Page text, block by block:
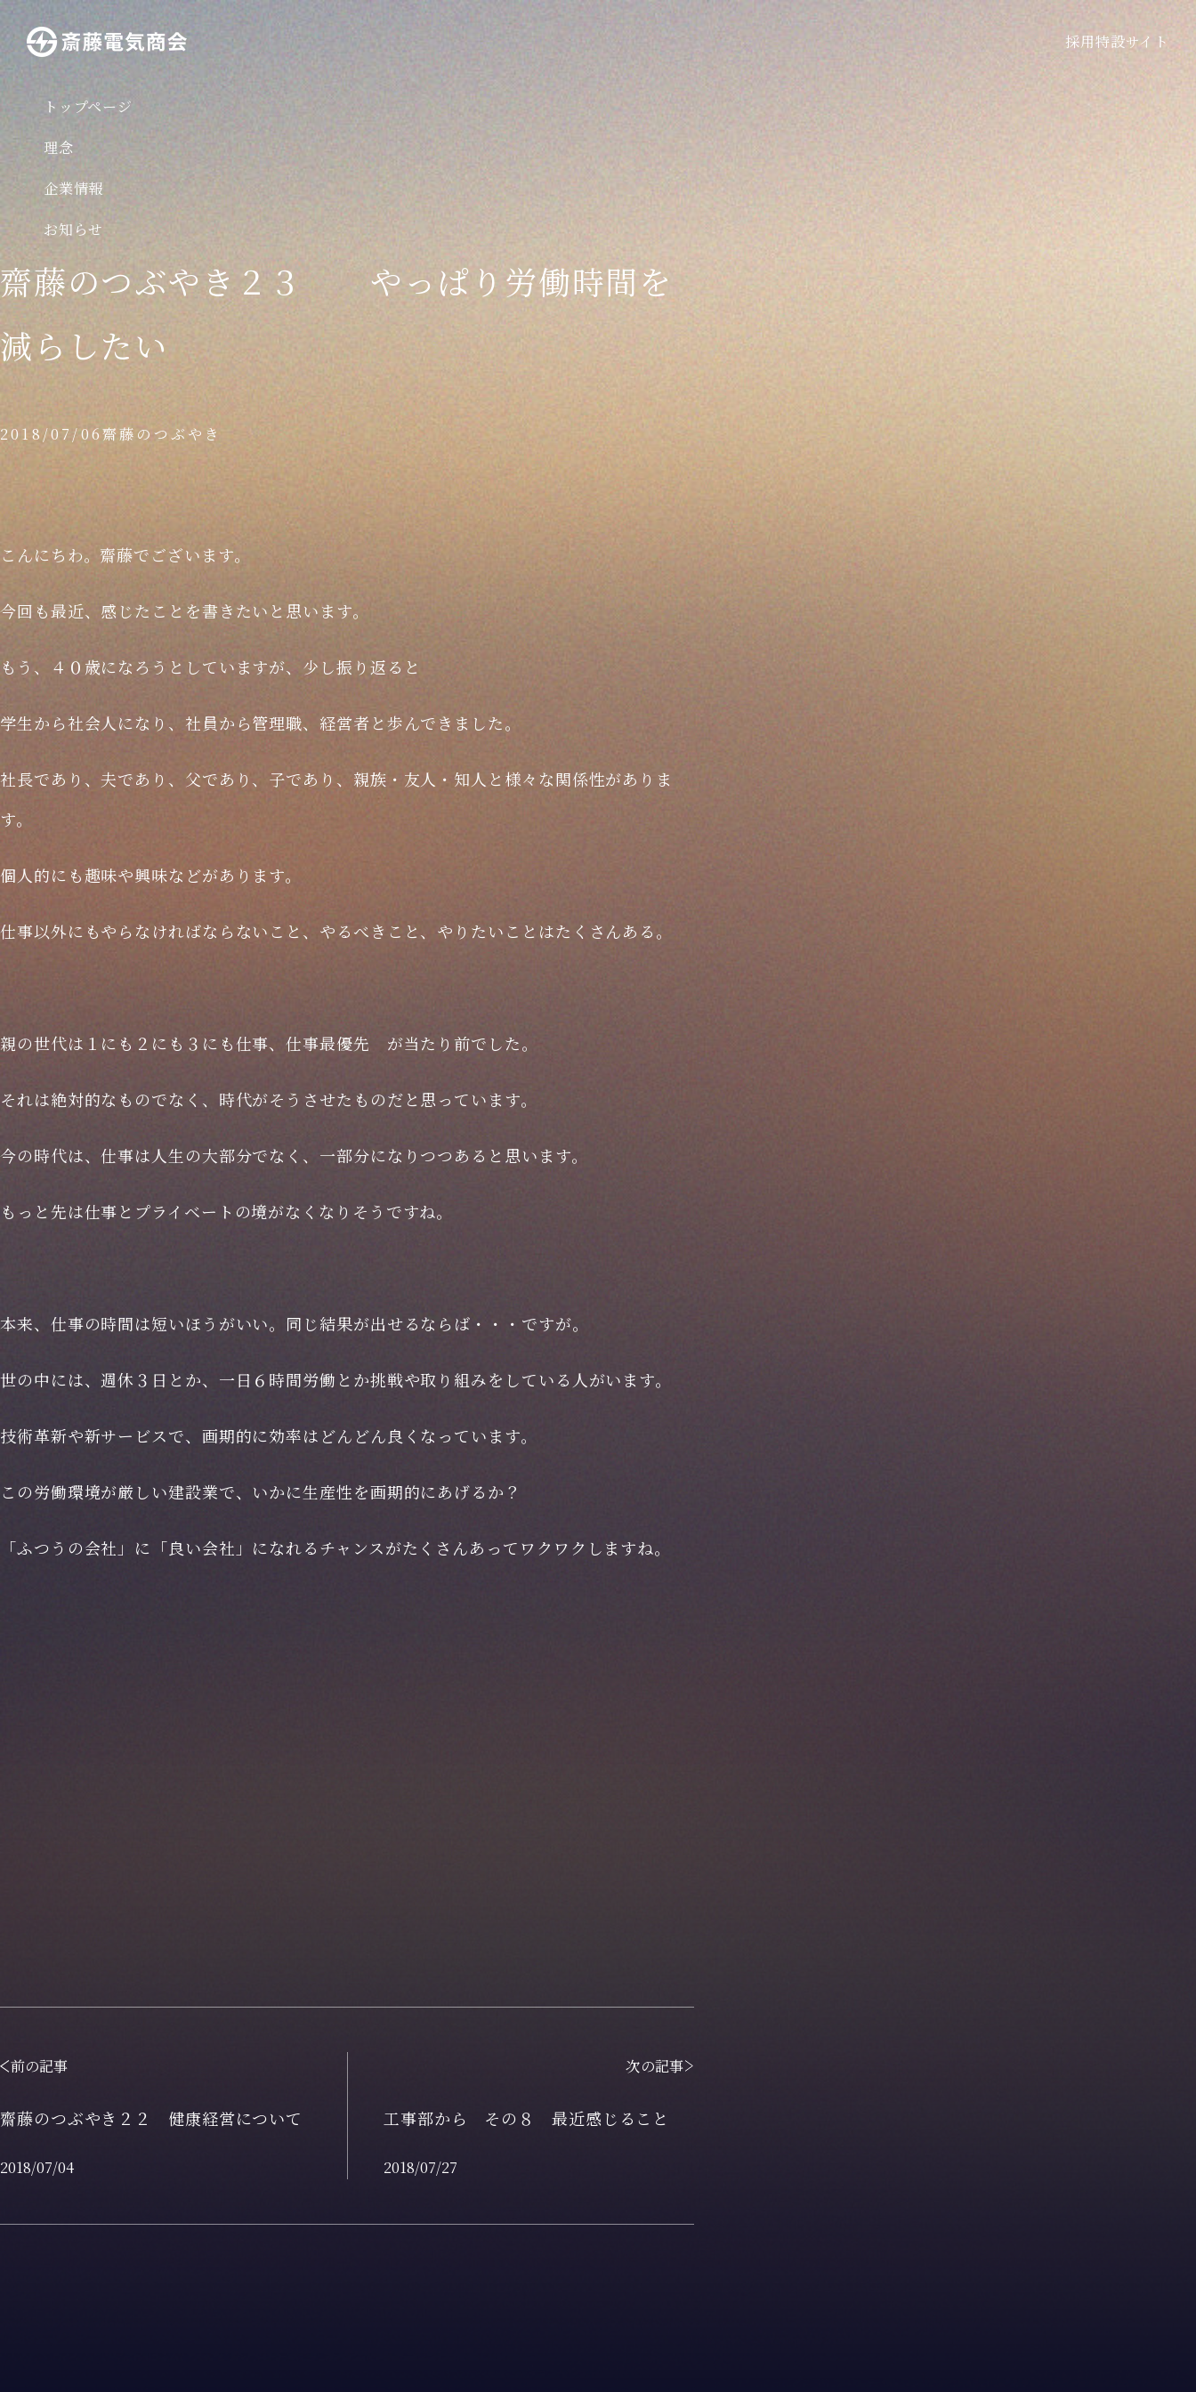
トップページ
理念
企業情報
お知らせ
採用特設サイト
齋藤のつぶやき２３ やっぱり労働時間を
減らしたい
2018/07/06齋藤のつぶやき
こんにちわ。齋藤でございます。
今回も最近、感じたことを書きたいと思います。
もう、４０歳になろうとしていますが、少し振り返ると
学生から社会人になり、社員から管理職、経営者と歩んできました。
社長であり、夫であり、父であり、子であり、親族・友人・知人と様々な関係性がありま
す。
個人的にも趣味や興味などがあります。
仕事以外にもやらなければならないこと、やるべきこと、やりたいことはたくさんある。
親の世代は１にも２にも３にも仕事、仕事最優先 が当たり前でした。
それは絶対的なものでなく、時代がそうさせたものだと思っています。
今の時代は、仕事は人生の大部分でなく、一部分になりつつあると思います。
もっと先は仕事とプライベートの境がなくなりそうですね。
本来、仕事の時間は短いほうがいい。同じ結果が出せるならば・・・ですが。
世の中には、週休３日とか、一日６時間労働とか挑戦や取り組みをしている人がいます。
技術革新や新サービスで、画期的に効率はどんどん良くなっています。
この労働環境が厳しい建設業で、いかに生産性を画期的にあげるか？
「ふつうの会社」に「良い会社」になれるチャンスがたくさんあってワクワクしますね。
前の記事
齋藤のつぶやき２２ 健康経営について
2018/07/04
次の記事
工事部から その８ 最近感じること
2018/07/27